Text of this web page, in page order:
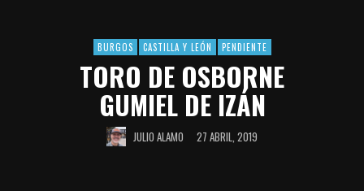
BURGOS CASTILLA Y LEÓN PENDIENTE
TORO DE OSBORNE
GUMIEL DE IZÁN
JULIO ALAMO 27 ABRIL, 2019